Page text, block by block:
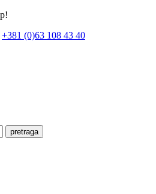
+381 (0)63 108 43 40
pretraga